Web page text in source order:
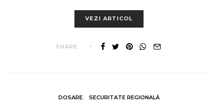
VEZI ARTICOL
SHARE
DOSARE SECURITATE REGIONALĂ